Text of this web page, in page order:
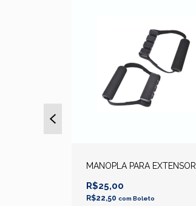
MANOPLA PARA EXTENSOR
R$25,00
R$22,50 comBoleto